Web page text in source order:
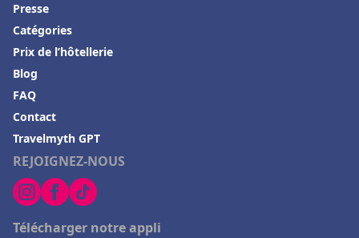
REJOIGNEZ-NOUS
Télécharger notre appli
Presse
Catégories
Prix de l’hôtellerie
Blog
FAQ
Contact
Travelmyth GPT